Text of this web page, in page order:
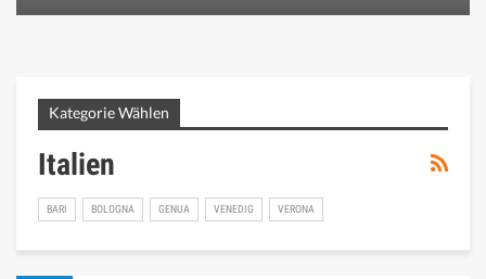
Kategorie Wählen
Italien
BARI BOLOGNA GENUA VENEDIG VERONA